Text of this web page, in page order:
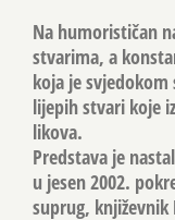
Na humorističan
stvarima, a
koja je
lijepih stvari koje
likova.
Predstava je
u jesen 2002.
suprug, književnik